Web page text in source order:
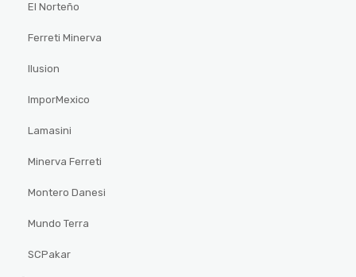
El Norteño
Ferreti Minerva
Ilusion
ImporMexico
Lamasini
Minerva Ferreti
Montero Danesi
Mundo Terra
SCPakar